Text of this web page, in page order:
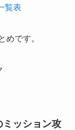
覧表
めです。
ッション攻